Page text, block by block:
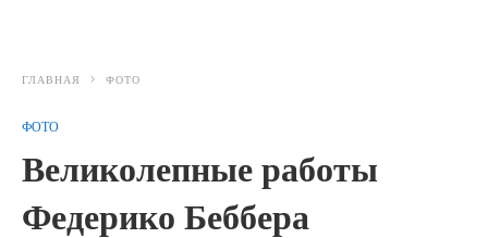
ГЛАВНАЯ ФОТО
ФОТО
Великолепные работы
Федерико Беббера